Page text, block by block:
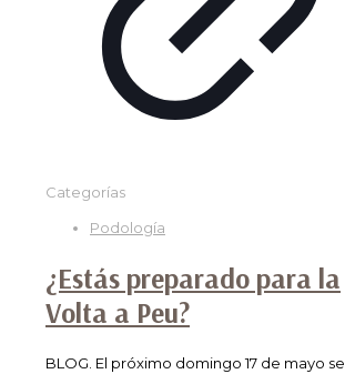
Categorías
Podología
¿Estás preparado para la
Volta a Peu?
BLOG. El próximo domingo 17 de mayo se